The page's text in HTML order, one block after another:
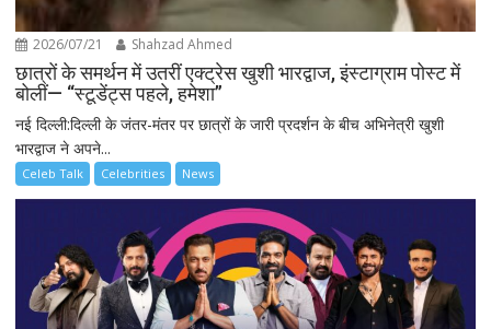
2026/07/21 Shahzad Ahmed
छात्रों के समर्थन में उतरीं एक्ट्रेस खुशी भारद्वाज, इंस्टाग्राम पोस्ट में
बोलीं— “स्टूडेंट्स पहले, हमेशा”
नई दिल्ली:दिल्ली के जंतर-मंतर पर छात्रों के जारी प्रदर्शन के बीच अभिनेत्री खुशी
भारद्वाज ने अपने...
Celeb Talk Celebrities News